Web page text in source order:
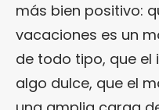
más bien positivo:
vacaciones es un
de todo tipo, que el
algo dulce, que el